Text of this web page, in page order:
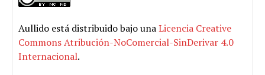
Aullido está distribuido bajo unaLicencia Creative
Commons Atribución-NoComercial-SinDerivar 4.0
Internacional.